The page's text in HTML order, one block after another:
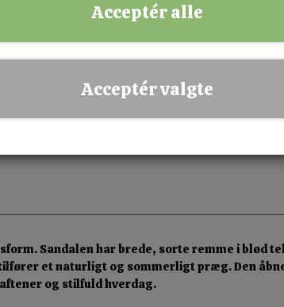
webshop
Fysisk butik i Esbjerg
Sandalen har brede, sorte remme i blød
et naturligt og sommerligt præg. Den
og stilfuld hverdag.
Acceptér alle
Acceptér valgte